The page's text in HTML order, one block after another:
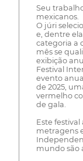
Seu
mexicanos.
O júri
e, dentre
categoria a
mês se
exibição
Festival
evento
de 2025,
vermelho
de gala.
Este
metragens
mundo são